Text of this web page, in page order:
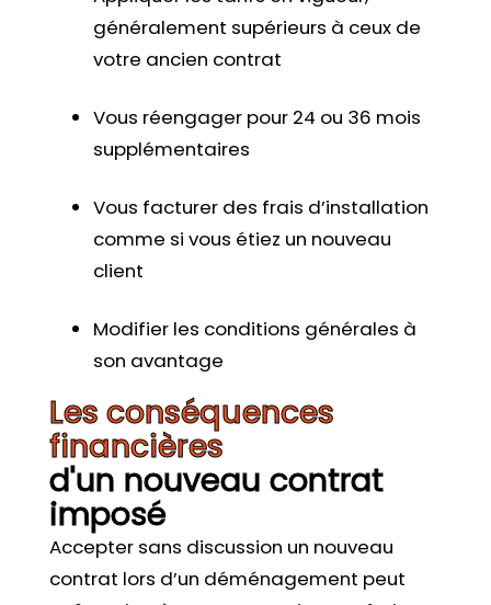
généralement supérieurs à ceux de
votre ancien contrat
Vous réengager pour 24 ou 36 mois
supplémentaires
Vous facturer des frais d’installation
comme si vous étiez un nouveau
client
Modifier les conditions générales à
son avantage
Les conséquences
financières
d'un nouveau contrat
imposé
Accepter sans discussion un nouveau
contrat lors d’un déménagement peut